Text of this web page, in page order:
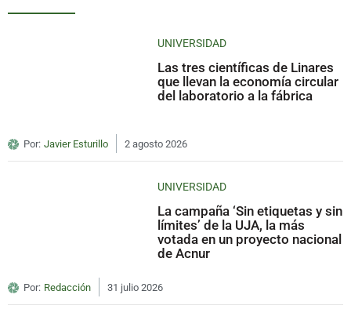
UNIVERSIDAD
Las tres científicas de Linares
que llevan la economía circular
del laboratorio a la fábrica
Por: Javier Esturillo 2 agosto 2026
UNIVERSIDAD
La campaña ‘Sin etiquetas y sin
límites’ de la UJA, la más
votada en un proyecto nacional
de Acnur
Por: Redacción 31 julio 2026